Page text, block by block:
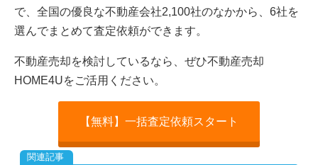
で、全国の優良な不動産会社2,100社のなかから、6社を
選んでまとめて査定依頼ができます。
不動産売却を検討しているなら、ぜひ不動産売却
HOME4Uをご活用ください。
【無料】一括査定依頼スタート